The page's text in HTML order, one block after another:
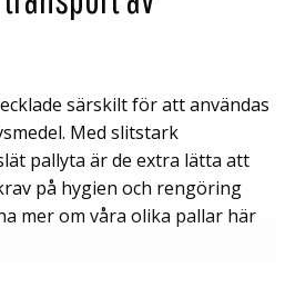
särskilt för att användas
Med slitstark
pallyta är de extra lätta att
på hygien och rengöring
mer om våra olika pallar här